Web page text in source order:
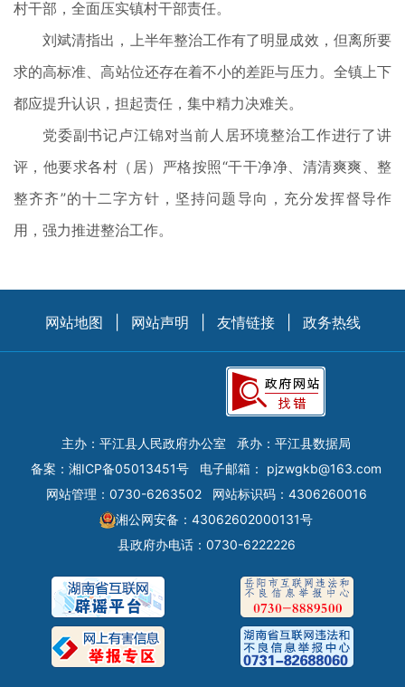
村干部，全面压实镇村干部责任。
刘斌清指出，上半年整治工作有了明显成效，但离所要
求的高标准、高站位还存在着不小的差距与压力。全镇上下
都应提升认识，担起责任，集中精力决难关。
党委副书记卢江锦对当前人居环境整治工作进行了讲
评，他要求各村（居）严格按照“干干净净、清清爽爽、整
整齐齐”的十二字方针，坚持问题导向，充分发挥督导作
用，强力推进整治工作。
网站地图 网站声明 友情链接 政务热线
主办：平江县人民政府办公室
承办：平江县数据局
备案： 湘ICP备05013451号 电子邮箱： pjzwgkb@163.com
网站管理：0730-6263502
网站标识码：4306260016
湘公网安备：43062602000131号
县政府办电话：0730-6222226